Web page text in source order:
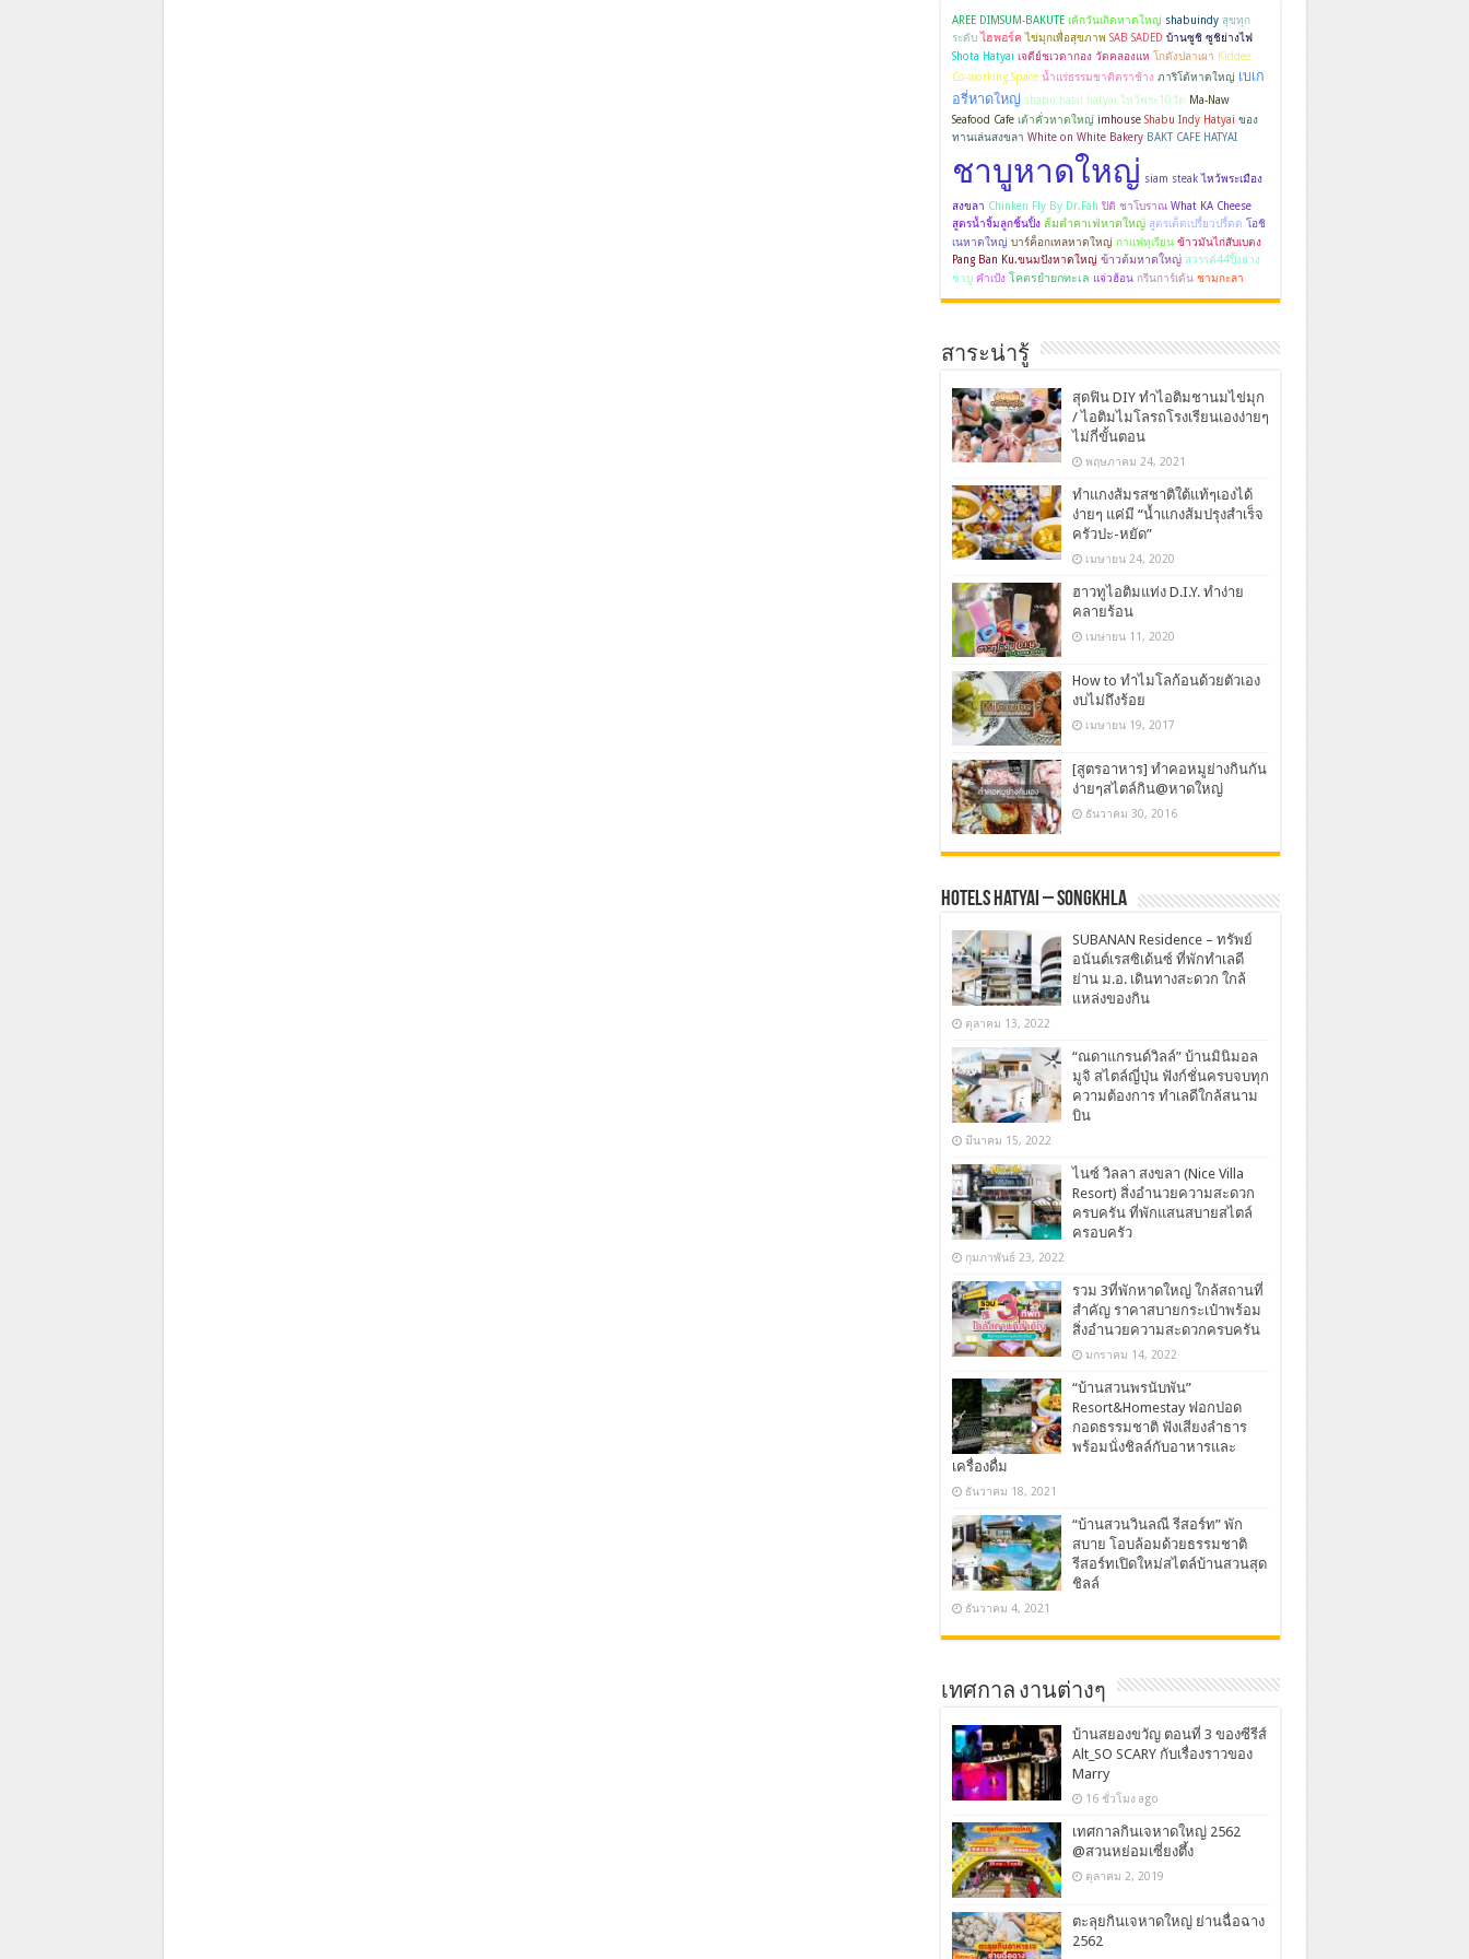
AREE DIMSUM-BAKUTE เค้กวันเกิดหาดใหญ่ shabuindy สุขทุก
ระดับ ไฮพอร์ค ไข่มุกเพื่อสุขภาพ SAB SADED บ้านซูชิ ซูชิย่างไฟ
Shota Hatyai เจดีย์ชเวดากอง วัดคลองแห โกดังปลาเผา Kiddee
Co-working Space น้ำแร่ธรรมชาติตราช้าง ภาริโต้หาดใหญ่ เบเก
อรี่หาดใหญ่ shabu halal hatyai ไหว้พระ10วัด Ma-Naw
Seafood Cafe เต้าคั่วหาดใหญ่ imhouse Shabu Indy Hatyai ของ
ทานเล่นสงขลา White on White Bakery BAKT CAFE HATYAI
ชาบูหาดใหญ่ siam steak ไหว้พระเมือง
สงขลา Chinken Fly By Dr.Fah ปิติ ชาโบราณ What KA Cheese
สูตรน้ำจิ้มลูกชิ้นปิ้ง ส้มตำคาเฟ่หาดใหญ่ สูตรเด็ดเปรี้ยวปรี้ดด โอชิ
เนหาดใหญ่ บาร์ค็อกเทลหาดใหญ่ กาแฟทุเรียน ข้าวมันไก่สับเบตง
Pang Ban Ku.ขนมปังหาดใหญ่ ข้าวต้มหาดใหญ่ สวรรค์44ปิ้งย่าง
ชาบู คำเป้ง โคตรยำยกทะเล แจ่วฮ้อน กรีนการ์เด้น ชามกะลา
สาระน่ารู้
สุดฟิน DIY ทำไอติมชานมไข่มุก
/ ไอติมไมโลรถโรงเรียนเองง่ายๆ
ไม่กี่ขั้นตอน
พฤษภาคม 24, 2021
ทำแกงส้มรสชาติใต้แท้ๆเองได้
ง่ายๆ แค่มี “น้ำแกงส้มปรุงสำเร็จ
ครัวปะ-หยัด”
เมษายน 24, 2020
ฮาวทูไอติมแท่ง D.I.Y. ทำง่าย
คลายร้อน
เมษายน 11, 2020
How to ทำไมโลก้อนด้วยตัวเอง
งบไม่ถึงร้อย
เมษายน 19, 2017
[สูตรอาหาร] ทำคอหมูย่างกินกัน
ง่ายๆสไตล์กิน@หาดใหญ่
ธันวาคม 30, 2016
Hotels Hatyai – Songkhla
SUBANAN Residence – ทรัพย์
อนันต์เรสซิเด้นซ์ ที่พักทำเลดี
ย่าน ม.อ. เดินทางสะดวก ใกล้
แหล่งของกิน
ตุลาคม 13, 2022
“ณดาแกรนด์วิลล์” บ้านมินิมอล
มูจิ สไตล์ญี่ปุ่น ฟังก์ชั่นครบจบทุก
ความต้องการ ทำเลดีใกล้สนาม
บิน
มีนาคม 15, 2022
ไนซ์ วิลลา สงขลา (Nice Villa
Resort) สิ่งอำนวยความสะดวก
ครบครัน ที่พักแสนสบายสไตล์
ครอบครัว
กุมภาพันธ์ 23, 2022
รวม 3ที่พักหาดใหญ่ ใกล้สถานที่
สำคัญ ราคาสบายกระเป๋าพร้อม
สิ่งอำนวยความสะดวกครบครัน
มกราคม 14, 2022
“บ้านสวนพรนับพัน”
Resort&Homestay ฟอกปอด
กอดธรรมชาติ ฟังเสียงลำธาร
พร้อมนั่งชิลล์กับอาหารและ
เครื่องดื่ม
ธันวาคม 18, 2021
“บ้านสวนวินลณี รีสอร์ท” พัก
สบาย โอบล้อมด้วยธรรมชาติ
รีสอร์ทเปิดใหม่สไตล์บ้านสวนสุด
ชิลล์
ธันวาคม 4, 2021
เทศกาล งานต่างๆ
บ้านสยองขวัญ ตอนที่ 3 ของซีรีส์
Alt_SO SCARY กับเรื่องราวของ
Marry
16 ชั่วโมง ago
เทศกาลกินเจหาดใหญ่ 2562
@สวนหย่อมเซี่ยงตึ้ง
ตุลาคม 2, 2019
ตะลุยกินเจหาดใหญ่ ย่านฉื่อฉาง
2562